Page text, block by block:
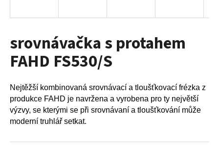
srovnávačka s protahem
FAHD FS530/S
Nejtěžší kombinovaná srovnávací a tloušťkovací frézka z
produkce FAHD je navržena a vyrobena pro ty největší
výzvy, se kterými se při srovnávaní a tloušťkování může
moderní truhlář setkat.
í
t
?
HLEDAT